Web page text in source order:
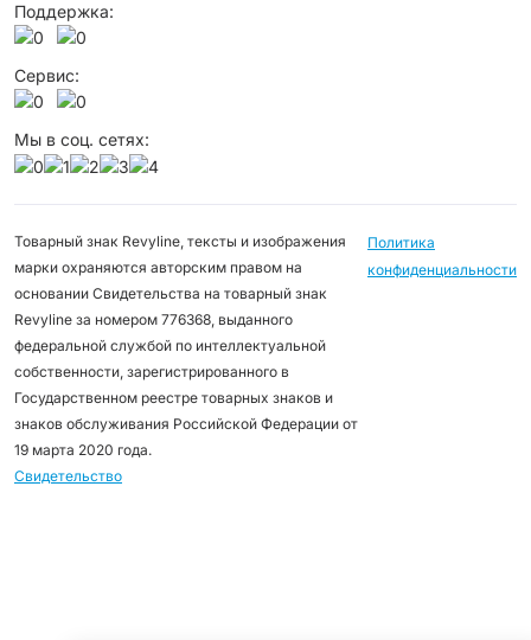
Поддержка:
Сервис:
Мы в соц. сетях:
Товарный знак Revyline, тексты и изображения
марки охраняются авторским правом на
основании Свидетельства на товарный знак
Revyline за номером 776368, выданного
федеральной службой по интеллектуальной
собственности, зарегистрированного в
Государственном реестре товарных знаков и
знаков обслуживания Российской Федерации от
19 марта 2020 года.
Свидетельство
Политика
конфиденциальности